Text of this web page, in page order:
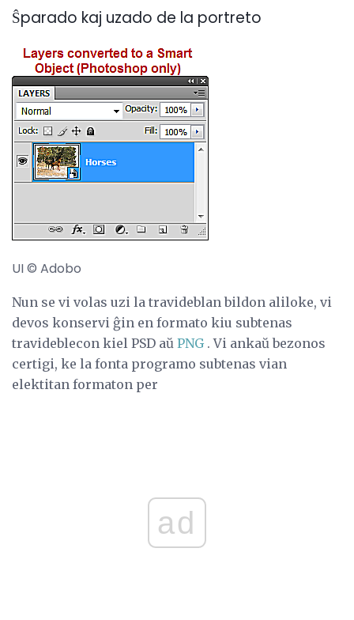
Ŝparado kaj uzado de la portreto
UI © Adobo
Nun se vi volas uzi la travideblan bildon aliloke, vi
devos konservi ĝin en formato kiu subtenas
travideblecon kiel PSD aŭ PNG . Vi ankaŭ bezonos
certigi, ke la fonta programo subtenas vian
elektitan formaton per
ad